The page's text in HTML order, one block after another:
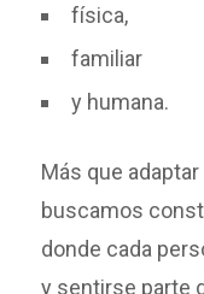
física,
familiar
y humana.
Más que
buscamos
donde cada
y sentirse parte